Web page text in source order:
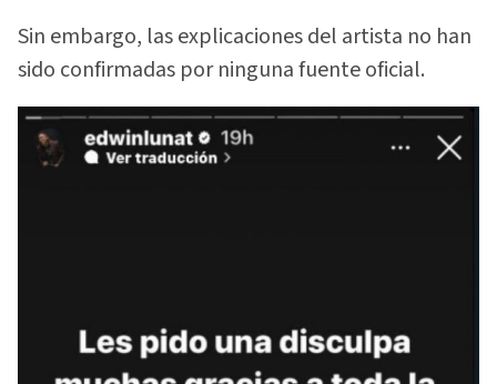
Sin embargo, las explicaciones del artista no han
sido confirmadas por ninguna fuente oficial.